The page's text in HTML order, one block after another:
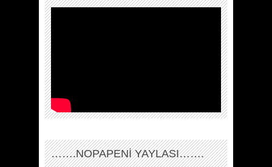
…….NOPAPENİ YAYLASI…….